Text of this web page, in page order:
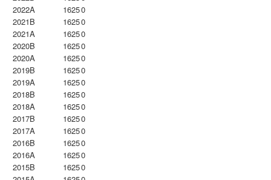
2022A
16250
2021B
16250
2021A
16250
2020B
16250
2020A
16250
2019B
16250
2019A
16250
2018B
16250
2018A
16250
2017B
16250
2017A
16250
2016B
16250
2016A
16250
2015B
16250